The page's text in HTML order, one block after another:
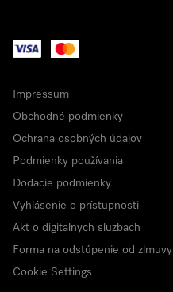
Impressum
Obchodné podmienky
Ochrana osobných údajov
Podmienky používania
Dodacie podmienky
Vyhlásenie o prístupnosti
Akt o digitalnych sluzbach
Forma na odstúpenie od zlmuvy
Cookie Settings